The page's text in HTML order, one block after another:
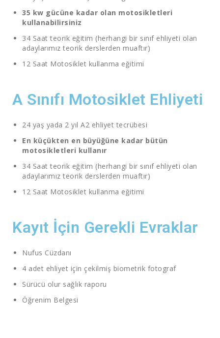
35 kw gücüne kadar olan motosikletleri
kullanabilirsiniz
34 Saat teorik eğitim (herhangi bir sınıf ehliyeti olan
adaylarımız teorik derslerden muaftır)
12 Saat Motosiklet kullanma eğitimi
A Sınıfı Motosiklet Ehliyeti
24 yaş yada 2 yıl A2 ehliyet tecrübesi
En küçükten en büyüğüne kadar bütün
motosikletleri kullanır
34 Saat teorik eğitim (herhangi bir sınıf ehliyeti olan
adaylarımız teorik derslerden muaftır)
12 Saat Motosiklet kullanma eğitimi
Kayıt İçin Gerekli Evraklar
Nufus Cüzdanı
4 adet ehliyet için çekilmiş biometrik fotograf
Sürücü olur sağlık raporu
Öğrenim Belgesi